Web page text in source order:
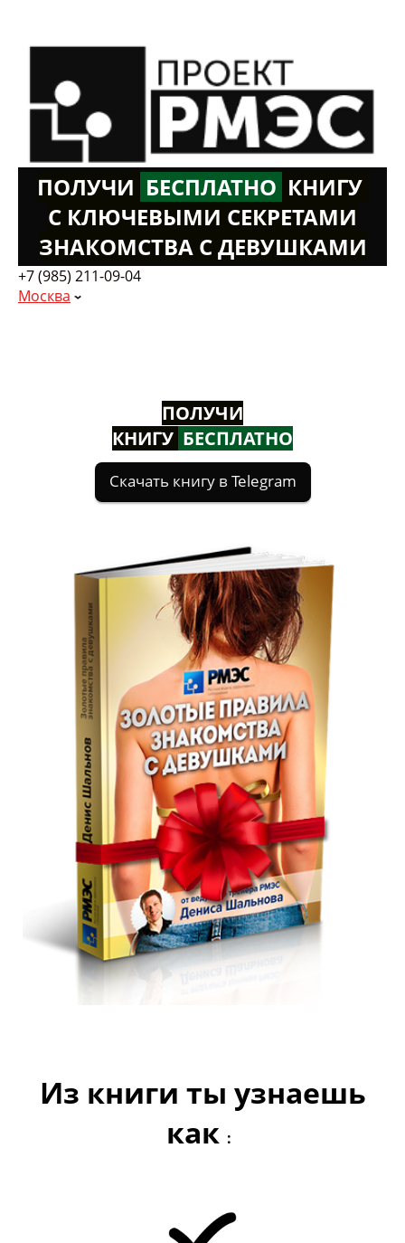
ПОЛУЧИ БЕСПЛАТНО КНИГУ
С КЛЮЧЕВЫМИ СЕКРЕТАМИ
ЗНАКОМСТВА С ДЕВУШКАМИ
+7 (985) 211-09-04
Москва
ПОЛУЧИ
КНИГУ БЕСПЛАТНО
Из книги ты узнаешь
как :